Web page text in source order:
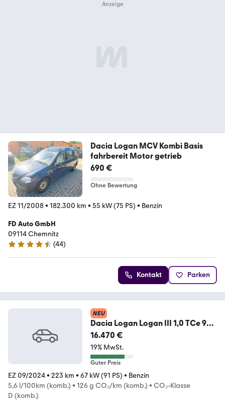
Dacia Logan MCV Kombi Basis
fahrbereit Motor getrieb
690 €
Ohne Bewertung
EZ 11/2008• 182.300 km • 55 kW (75 PS) • Benzin
FD Auto GmbH
09114 Chemnitz
4.5 Sterne
(44)
Kontakt Parken
NEU
Dacia Logan Logan III 1,0 TCe 90
CVT Black Edition
16.470 €
19% MwSt.
Guter Preis
EZ 09/2024• 223 km • 67 kW (91 PS) • Benzin
5,6 l/100km (komb.) • 126 g CO₂/km (komb.) • CO₂-Klasse
D (komb.)